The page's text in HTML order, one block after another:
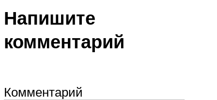
Напишите
комментарий
Комментарий